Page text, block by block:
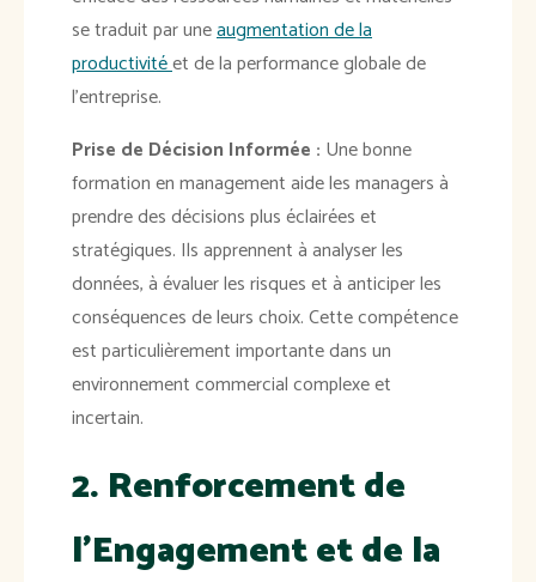
se traduit par uneaugmentation de la
productivitéet de la performance globale de
l'entreprise.
Prise de Décision Informée : Une bonne
formation en management aide les managers à
prendre des décisions plus éclairées et
stratégiques. Ils apprennent à analyser les
données, à évaluer les risques et à anticiper les
conséquences de leurs choix. Cette compétence
est particulièrement importante dans un
environnement commercial complexe et
incertain.
2. Renforcement de
l'Engagement et de la